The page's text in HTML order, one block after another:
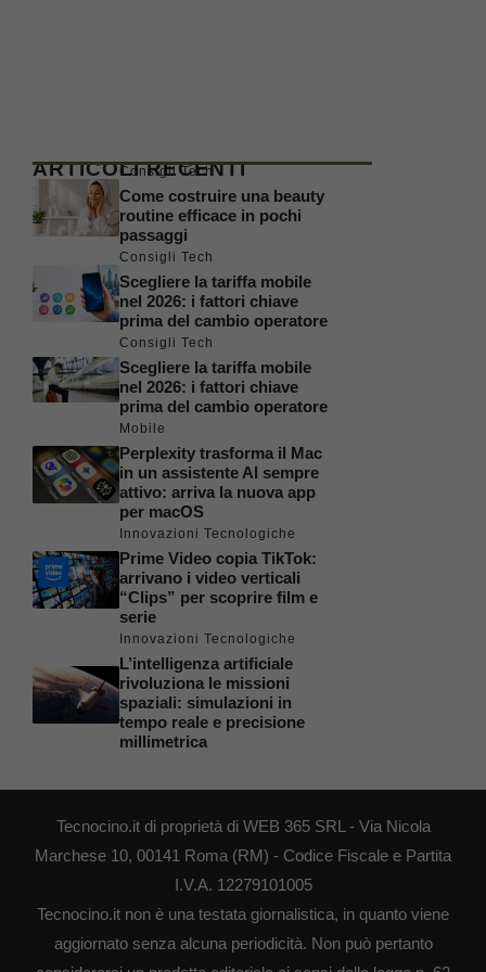
ARTICOLI RECENTI
Consigli Tech
Come costruire una beauty
routine efficace in pochi
passaggi
Consigli Tech
Scegliere la tariffa mobile
nel 2026: i fattori chiave
prima del cambio operatore
Consigli Tech
Scegliere la tariffa mobile
nel 2026: i fattori chiave
prima del cambio operatore
Mobile
Perplexity trasforma il Mac
in un assistente AI sempre
attivo: arriva la nuova app
per macOS
Innovazioni Tecnologiche
Prime Video copia TikTok:
arrivano i video verticali
“Clips” per scoprire film e
serie
Innovazioni Tecnologiche
L’intelligenza artificiale
rivoluziona le missioni
spaziali: simulazioni in
tempo reale e precisione
millimetrica
Tecnocino.it di proprietà di WEB 365 SRL - Via Nicola
Marchese 10, 00141 Roma (RM) - Codice Fiscale e Partita
I.V.A. 12279101005
Tecnocino.it non è una testata giornalistica, in quanto viene
aggiornato senza alcuna periodicità. Non può pertanto